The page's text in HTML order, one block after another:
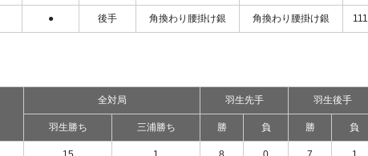
● 後手 角換わり腰掛け銀 角換わり腰掛け銀 111
全対局 羽生先手 羽生後手
羽生勝ち 三浦勝ち 勝 負 勝 負